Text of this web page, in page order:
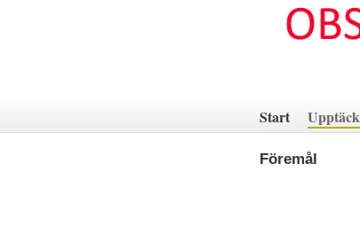
innehåll
Start Upptäck
Föremål